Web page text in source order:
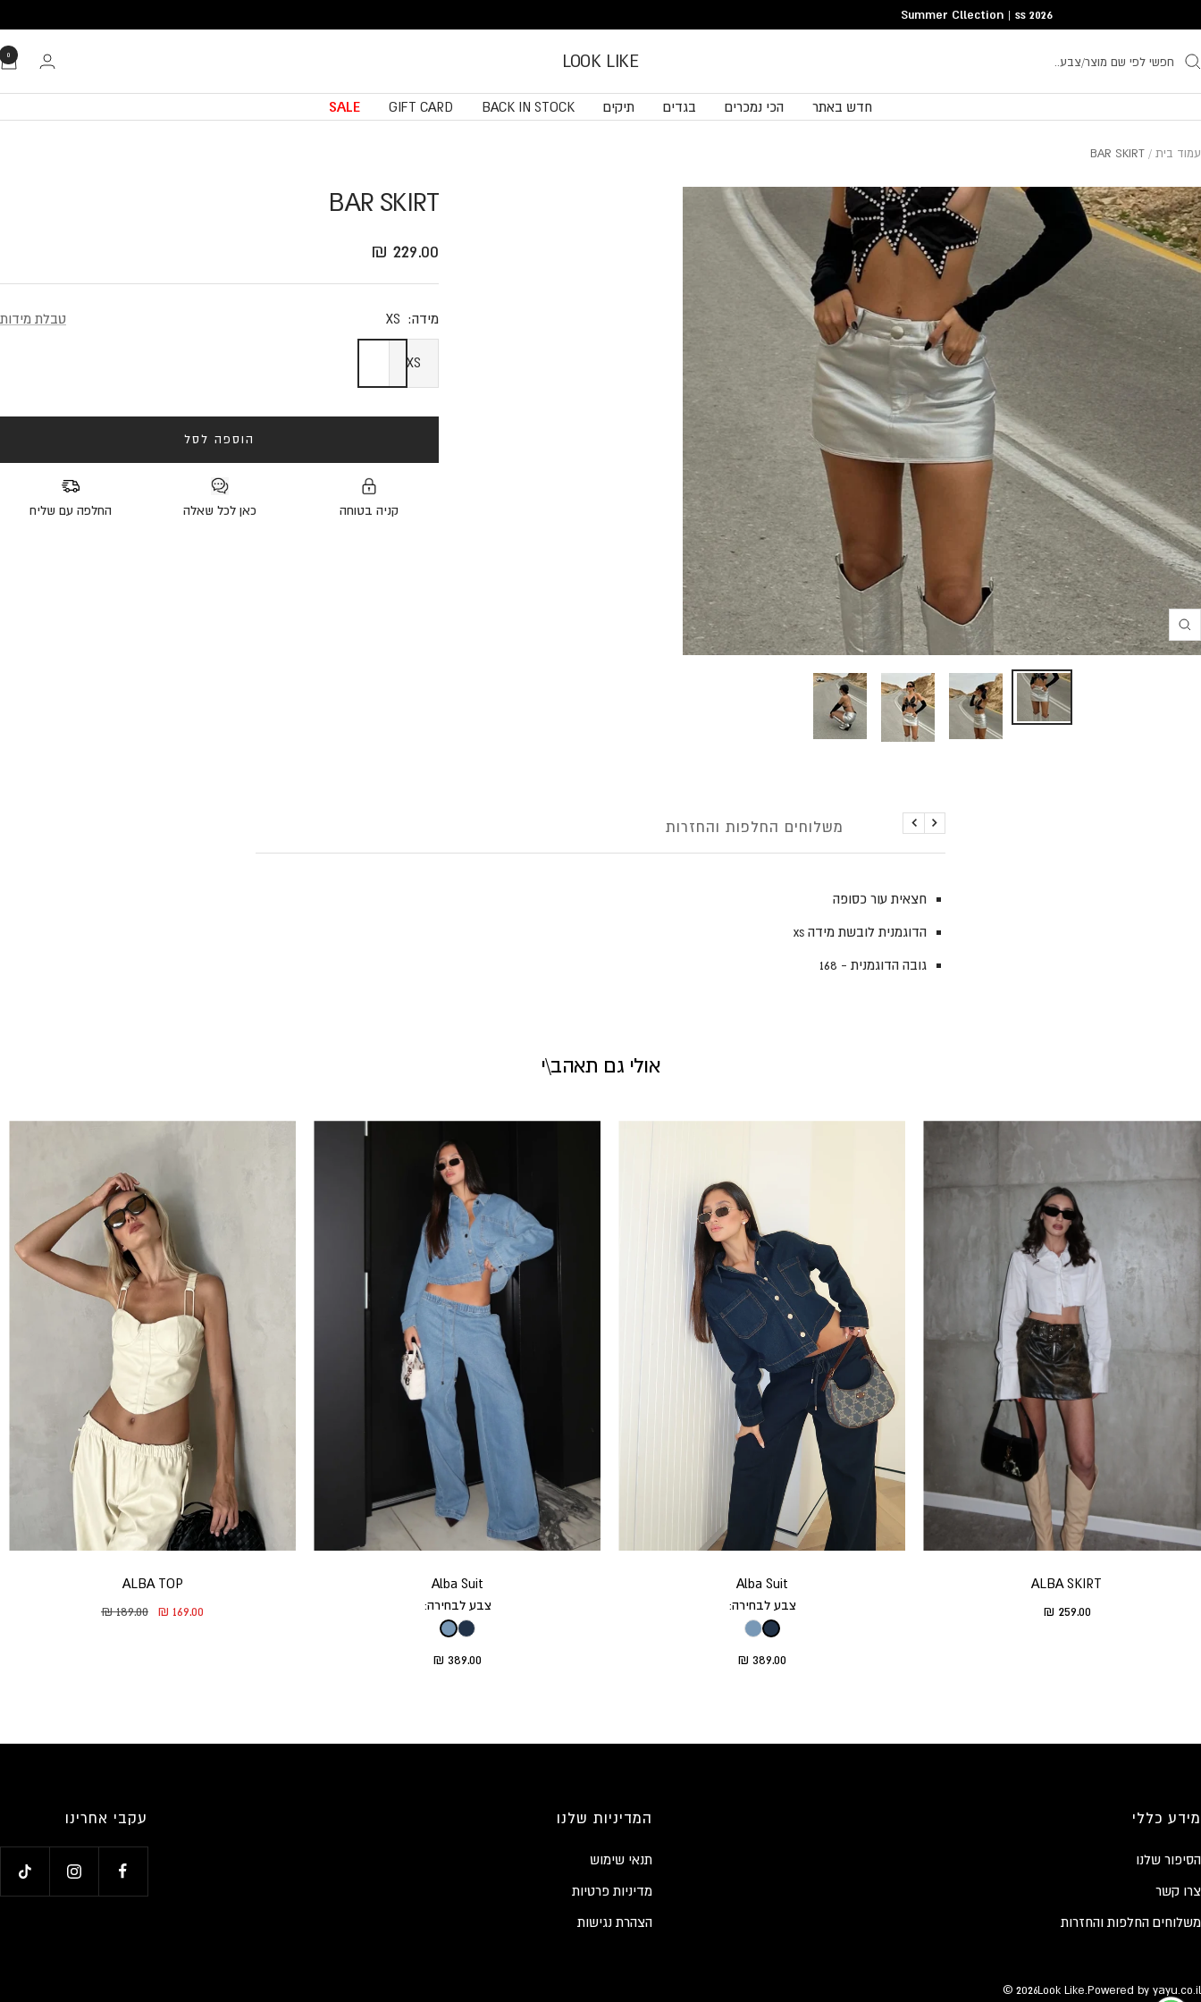
he.general.accessibility.skip_to_content
Summer Cllection | ss 2026
LOOK LIKE
0
חדש באתר הכי נמכרים בגדים תיקים BACK IN STOCK
GIFT CARD
SALE
עמוד בית BAR SKIRT
Translation
he.product.general.zoom
BAR SKIRT
Translation missing: he.product.general.sale_price
229.00 ₪
מידה: XS טבלת מידות
XS
הוספה לסל
קניה בטוחה כאן לכל שאלה החלפה עם שליח
פירוט משלוחים החלפות והחזרות הקודם
הבא
חצאית עור כסופה
הדוגמנית לובשת מידה xs
גובה הדוגמנית - 168
אולי גם תאהב\י
ALBA SKIRT
Translation missing: he.product.general.sale_price
259.00 ₪
Alba Suit
צבע לבחירה:
Translation missing: he.product.general.sale_price
389.00 ₪
Alba Suit
צבע לבחירה:
Translation missing: he.product.general.sale_price
389.00 ₪
ALBA TOP
he.product.general.sale_price
169.00 ₪
189.00 ₪
מידע כללי
הסיפור שלנו
צרו קשר
משלוחים החלפות והחזרות
המדיניות שלנו
תנאי שימוש
מדיניות פרטיות
הצהרת נגישות
עקבי אחרינו
© 2026Look Like.Powered by yayu.co.il